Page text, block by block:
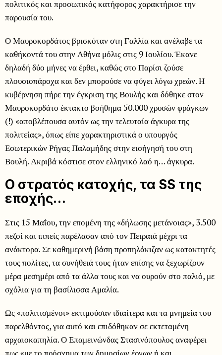
πολιτικός και προσωπικός κατήφορος χαρακτήρισε την
παρουσία του.
Ο Μαυροκορδάτος βρισκόταν στη Γαλλία και ανέλαβε τα
καθήκοντά του στην Αθήνα μόλις στις 9 Ιουλίου. Έκανε
δηλαδή δύο μήνες να έρθει, καθώς στο Παρίσι ζούσε
πλουσιοπάροχα και δεν μπορούσε να φύγει λόγω χρεών. Η
κυβέρνηση πήρε την έγκριση της Βουλής και δόθηκε στον
Μαυροκορδάτο έκτακτο βοήθημα 50.000 χρυσών φράγκων
(!) «αποβλέπουσα αυτόν ως την τελευταία άγκυρα της
πολιτείας», όπως είπε χαρακτηριστικά ο υπουργός
Εσωτερικών Ρήγας Παλαμήδης στην εισήγησή του στη
Βουλή. Ακριβά κόστισε στον ελληνικό λαό η… άγκυρα.
Ο στρατός κατοχής, τα SS της
εποχής…
Στις 15 Μαΐου, την επομένη της «δήλωσης μετάνοιας», 3.500
πεζοί και ιππείς παρέλασαν από τον Πειραιά μέχρι τα
ανάκτορα. Σε καθημερινή βάση προπηλάκιζαν ως κατακτητές
τους πολίτες, τα συνήθειά τους ήταν επίσης να ξεχωρίζουν
μέρα μεσημέρι από τα άλλα τους και να ουρούν στο παλιό, με
σχόλια για τη βασίλισσα Αμαλία.
Ως «πολιτισμένοι» εκτιμούσαν ιδιαίτερα και τα μνημεία του
παρελθόντος, για αυτό και επιδόθηκαν σε εκτεταμένη
αρχαιοκαπηλία. Ο Επαμεινώνδας Στασινόπουλος αναφέρει
πως «με το πρόσχημα των δημοσίων έργων ή και